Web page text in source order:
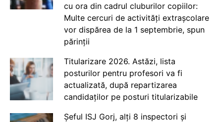
cu ora din cadrul cluburilor copiilor:
Multe cercuri de activități extrașcolare
vor dispărea de la 1 septembrie, spun
părinții
Titularizare 2026. Astăzi, lista
posturilor pentru profesori va fi
actualizată, după repartizarea
candidaților pe posturi titularizabile
Șeful ISJ Gorj, alți 8 inspectori și